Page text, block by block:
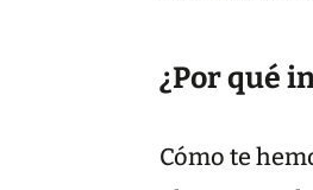
¿Por qué
Cómo te